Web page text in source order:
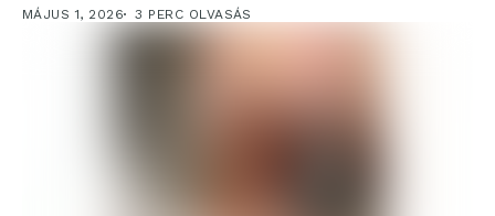
MÁJUS 1, 2026 3 PERC OLVASÁS